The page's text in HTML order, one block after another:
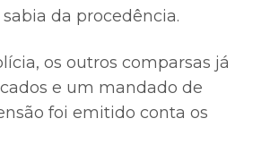
da procedência.
os outros comparsas já
e um mandado de
foi emitido conta os